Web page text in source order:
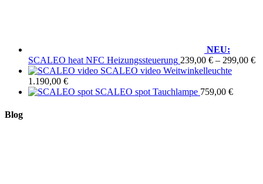
NEU:
SCALEO heat NFC Heizungssteuerung 239,00 € – 299,00 €
SCALEO video Weitwinkelleuchte
1.190,00 €
SCALEO spot Tauchlampe 759,00 €
Blog